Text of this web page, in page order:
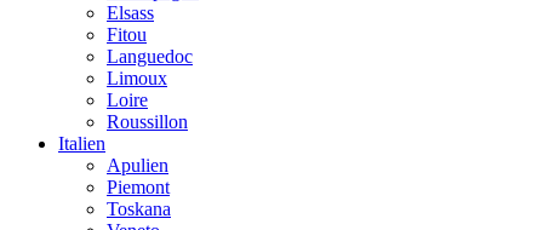
Elsass
Fitou
Languedoc
Limoux
Loire
Roussillon
Italien
Apulien
Piemont
Toskana